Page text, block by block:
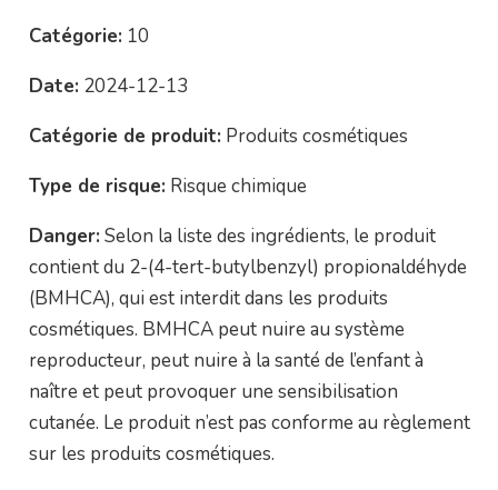
Catégorie: 10
Date: 2024-12-13
Catégorie de produit: Produits cosmétiques
Type de risque: Risque chimique
Danger: Selon la liste des ingrédients, le produit
contient du 2-(4-tert-butylbenzyl) propionaldéhyde
(BMHCA), qui est interdit dans les produits
cosmétiques. BMHCA peut nuire au système
reproducteur, peut nuire à la santé de l’enfant à
naître et peut provoquer une sensibilisation
cutanée. Le produit n’est pas conforme au règlement
sur les produits cosmétiques.